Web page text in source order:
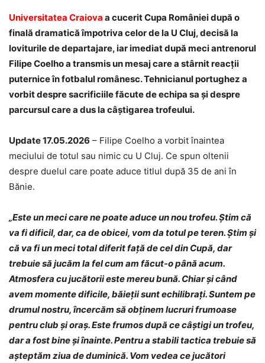
Universitatea Craiova a cucerit Cupa României după o
finală dramatică împotriva celor de la U Cluj, decisă la
loviturile de departajare, iar imediat după meci antrenorul
Filipe Coelho a transmis un mesaj care a stârnit reacții
puternice în fotbalul românesc. Tehnicianul portughez a
vorbit despre sacrificiile făcute de echipa sa și despre
parcursul care a dus la câștigarea trofeului.
Update 17.05.2026 – Filipe Coelho a vorbit înaintea
meciului de totul sau nimic cu U Cluj. Ce spun oltenii
despre duelul care poate aduce titlul după 35 de ani în
Bănie.
„Este un meci care ne poate aduce un nou trofeu. Știm că
va fi dificil, dar, ca de obicei, vom da totul pe teren. Știm și
că va fi un meci total diferit față de cel din Cupă, dar
trebuie să jucăm la fel cum am făcut-o până acum.
Atmosfera cu jucătorii este mereu bună. Chiar și când
avem momente dificile, băieții sunt echilibrați. Suntem pe
drumul nostru, încercăm să obținem lucruri frumoase
pentru club și oraș. Este frumos după ce câștigi un trofeu,
dar a fost bine și înainte. Pentru a stabili tactica trebuie să
așteptăm ziua de duminică. Vom vedea ce jucători